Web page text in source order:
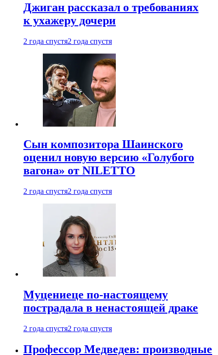
Джиган рассказал о требованиях
к ухажеру дочери
2 года спустя2 года спустя
Сын композитора Шаинского
оценил новую версию «Голубого
вагона» от NILETTO
2 года спустя2 года спустя
Муцениеце по-настоящему
пострадала в ненастоящей драке
2 года спустя2 года спустя
Профессор Медведев: производные